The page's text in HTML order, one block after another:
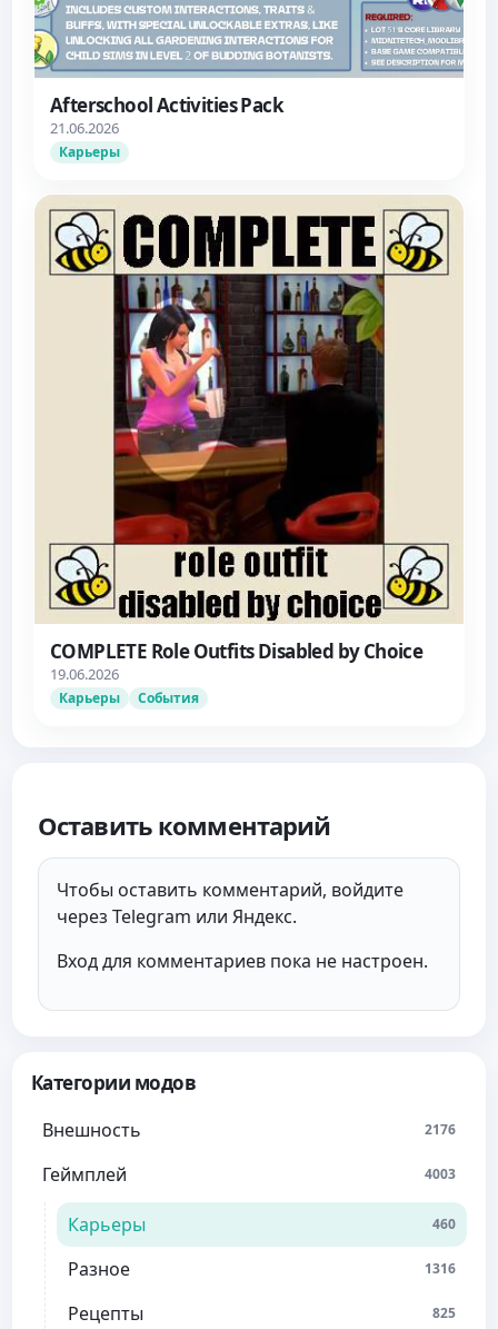
Категории модов
Внешность 2176
Геймплей 4003
Карьеры 460
Разное 1316
Рецепты 825
Afterschool Activities Pack
21.06.2026
Карьеры
COMPLETE Role Outfits Disabled by Choice
19.06.2026
Карьеры События
Оставить комментарий
Чтобы оставить комментарий, войдите
через Telegram или Яндекс.
Вход для комментариев пока не настроен.